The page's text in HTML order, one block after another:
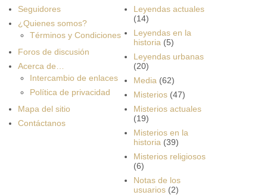
Seguidores
¿Quienes somos?
Términos y Condiciones
Foros de discusión
Acerca de…
Intercambio de enlaces
Política de privacidad
Mapa del sitio
Contáctanos
Leyendas actuales
(14)
Leyendas en la
historia (5)
Leyendas urbanas
(20)
Media (62)
Misterios (47)
Misterios actuales
(19)
Misterios en la
historia (39)
Misterios religiosos
(6)
Notas de los
usuarios (2)